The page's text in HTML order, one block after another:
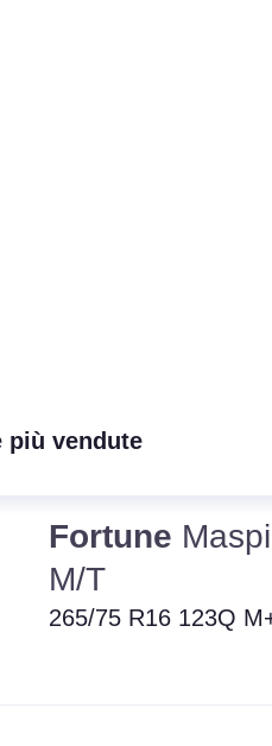
più vendute
Fortune
M/T
265/75 R16 123Q